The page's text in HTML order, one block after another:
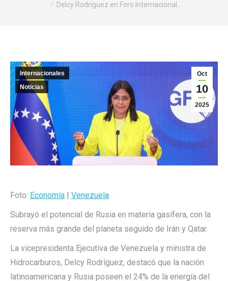
Delcy Rodríguez en Foro Internacional…
Oct
10
2025
Internacionales
Noticias
Foto: Economía | Venezuela
Subrayó el potencial de Rusia en materia gasífera, con la
reserva más grande del planeta seguido de Irán y Qatar.
La vicepresidenta Ejecutiva de Venezuela y ministra de
Hidrocarburos, Delcy Rodríguez, destacó que la nación
latinoamericana y Rusia poseen el 24% de la energía del